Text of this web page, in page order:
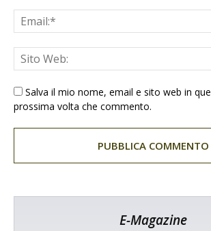
Salva il mio nome, email e sito web in
prossima volta che commento.
E-Magazine